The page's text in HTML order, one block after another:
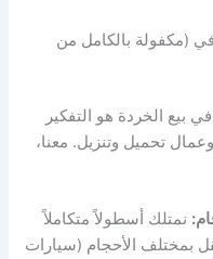
(مكفولة بالكامل من
بيع الخردة هو التفكير
تحميل وتنزيل. معنا،
نمتلك أسطولاً متكاملاً
بمختلف الأحجام (سيارات